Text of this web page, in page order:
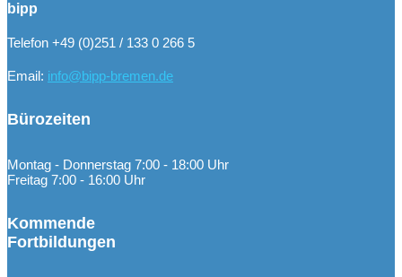
bipp
Telefon +49 (0)251 / 133 0 266 5
Email: info@bipp-bremen.de
Bürozeiten
Montag - Donnerstag 7:00 - 18:00 Uhr
Freitag 7:00 - 16:00 Uhr
Kommende
Fortbildungen